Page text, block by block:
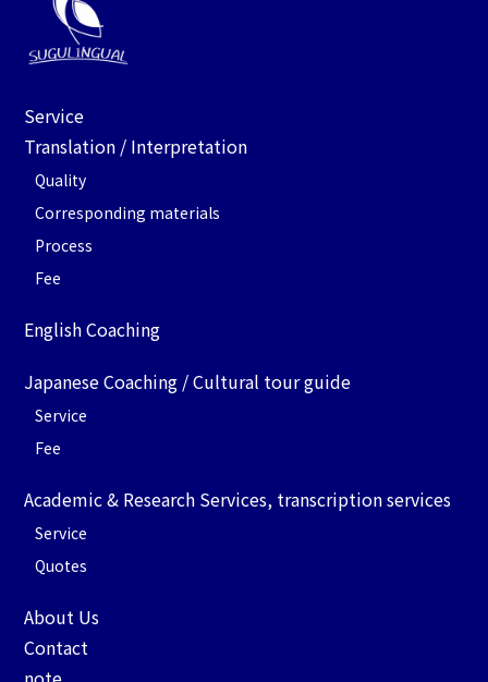
Service
Translation / Interpretation
Quality
Corresponding materials
Process
Fee
English Coaching
Japanese Coaching / Cultural tour guide
Service
Fee
Academic & Research Services, transcription services
Service
Quotes
About Us
Contact